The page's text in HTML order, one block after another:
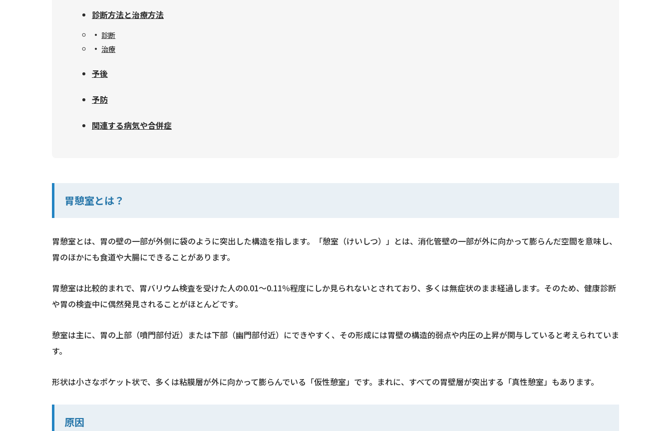
診断方法と治療方法
診断
治療
予後
予防
関連する病気や合併症
胃憩室とは？
胃憩室とは、胃の壁の一部が外側に袋のように突出した構造を指します。「憩室（けいしつ）」とは、消化管壁の一部が外に向かって膨らんだ空間を意味し、
胃のほかにも食道や大腸にできることがあります。
胃憩室は比較的まれで、胃バリウム検査を受けた人の0.01〜0.11％程度にしか見られないとされており、多くは無症状のまま経過します。そのため、健康診断
や胃の検査中に偶然発見されることがほとんどです。
憩室は主に、胃の上部（噴門部付近）または下部（幽門部付近）にできやすく、その形成には胃壁の構造的弱点や内圧の上昇が関与していると考えられていま
す。
形状は小さなポケット状で、多くは粘膜層が外に向かって膨らんでいる「仮性憩室」です。まれに、すべての胃壁層が突出する「真性憩室」もあります。
原因